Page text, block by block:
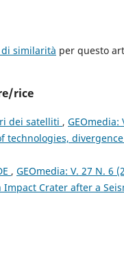
similarità per questo
rice
dei satelliti , GEOmedia:
technologies,
, GEOmedia: V. 27 N. 6
Impact Crater after a